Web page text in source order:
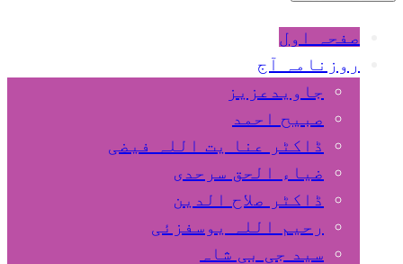
صفحہ اول
روزنامہ آج
جاویدعزیز
صبیح احمد
ڈاکٹر عنا یت اللہ فیضی
ضیاء الحق سرحدی
ڈاکٹر صلاح الدین
رحیم اللہ یوسفزئی
سید جی بی شاہ